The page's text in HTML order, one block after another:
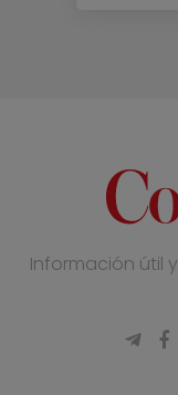
Información útil